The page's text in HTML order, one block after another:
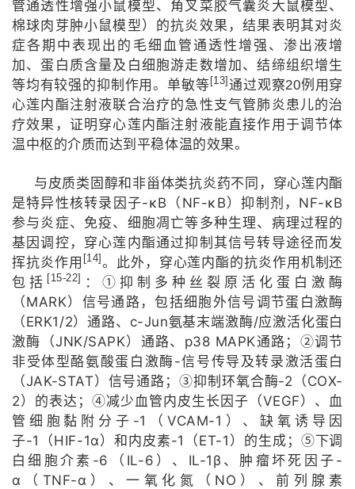
管通透性增强小鼠模型、角叉菜胶气囊炎大鼠模型、
棉球肉芽肿小鼠模型）的抗炎效果，结果表明其对炎
症各期中表现出的毛细血管通透性增 强、渗出液增
加、蛋白质含量及白细胞游走数增加、结缔组织增生
等均有较强的抑制作用。单敏等 [13] 通过观察20例用穿
心莲内酯注射液联合治疗的急性支气管肺炎患儿的治
疗效果，证明穿心莲内酯注射液能直接作用于调节体
温中枢的介质而达到平稳体温的效果。
与皮质类固醇和非甾体类抗炎药不同，穿心莲内酯
是特异性核转录因子-κB （ NF-κB ）抑制剂， NF-κB
参与炎症、免疫、细胞凋亡等多种生理、病理过程的
基因调控，穿心莲内酯通过抑制其信号转导途径而发
挥抗炎作用 [14] 。此外，穿心莲内酯的抗炎作用机制还
包括 [15-22]
：①抑制多种丝裂原活化蛋白激酶
（ MARK）信号通路，包括细胞外信号调节蛋白激酶
（ ERK1/2）通路、 c-Jun氨基末端激酶/应激活化蛋白
激酶（JNK/SAPK）通路、 p38 MAPK通路；②调节
非受体型酪氨酸蛋白激酶-信号传导及转录激活蛋白
（JAK-STAT ）信号通路；③抑制环氧合酶-2 （ COX-
2 ）的表达；④减少血管内皮生长因子（VEGF ）、血
管细胞黏附分子 -1 （ VCAM-1 ）、缺氧诱导因
子-1 （ HIF-1α ）和内皮素-1 （ ET-1 ）的生成；⑤下调
白细胞介素 -6 （ IL-6 ）、 IL-1β 、肿瘤坏死因子 -
α （ TNF-α ）、一氧化氮（ NO ）、前列腺素